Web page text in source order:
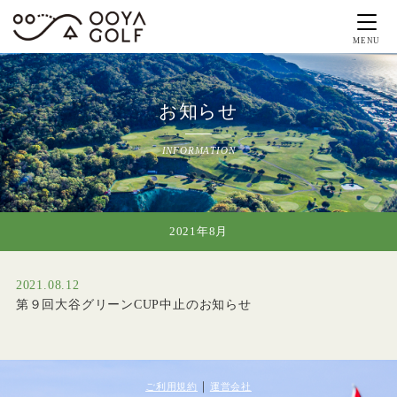
MENU
お知らせ
INFORMATION
2021年8月
2021.08.12
第９回大谷グリーンCUP中止のお知らせ
ご利用規約 ｜ 運営会社